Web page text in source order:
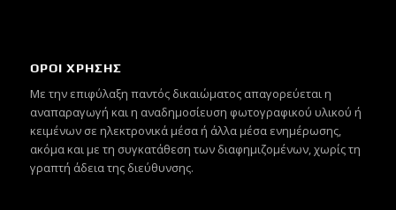
ΟΡΟΙ ΧΡΗΣΗΣ
Mε την επιφύλαξη παντός δικαιώματος απαγορεύεται η
αναπαραγωγή και η αναδημοσίευση φωτογραφικού υλικού ή
κειμένων σε ηλεκτρονικά μέσα ή άλλα μέσα ενημέρωσης,
ακόμα και με τη συγκατάθεση των διαφημιζομένων, χωρίς τη
γραπτή άδεια της διεύθυνσης.